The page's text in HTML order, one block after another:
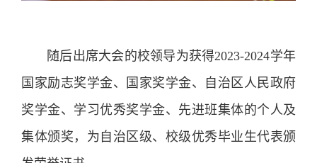
随后出席大会的校领导为获得2023-2024学年
国家励志奖学金、国家奖学金、自治区人民政府
奖学金、学习优秀奖学金、先进班集体的个人及
集体颁奖，为自治区级、校级优秀毕业生代表颁